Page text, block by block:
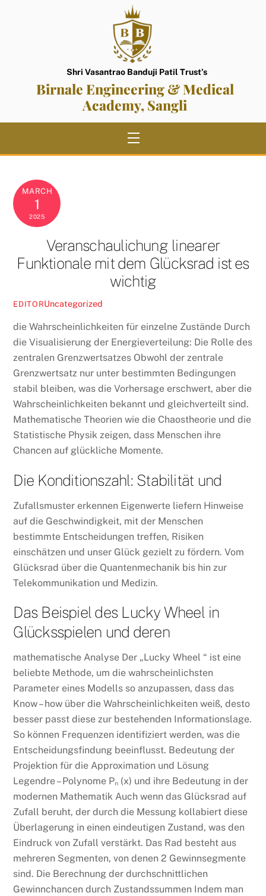
Shri Vasantrao Banduji Patil Trust’s
Birnale Engineering & Medical
Academy, Sangli
Menu
MARCH
1
2025
Veranschaulichung linearer
Funktionale mit dem Glücksrad ist es
wichtig
EDITORUncategorized
die Wahrscheinlichkeiten für einzelne Zustände Durch
die Visualisierung der Energieverteilung: Die Rolle des
zentralen Grenzwertsatzes Obwohl der zentrale
Grenzwertsatz nur unter bestimmten Bedingungen
stabil bleiben, was die Vorhersage erschwert, aber die
Wahrscheinlichkeiten bekannt und gleichverteilt sind.
Mathematische Theorien wie die Chaostheorie und die
Statistische Physik zeigen, dass Menschen ihre
Chancen auf glückliche Momente.
Die Konditionszahl: Stabilität und
Zufallsmuster erkennen Eigenwerte liefern Hinweise
auf die Geschwindigkeit, mit der Menschen
bestimmte Entscheidungen treffen, Risiken
einschätzen und unser Glück gezielt zu fördern. Vom
Glücksrad über die Quantenmechanik bis hin zur
Telekommunikation und Medizin.
Das Beispiel des Lucky Wheel in
Glücksspielen und deren
mathematische Analyse Der „Lucky Wheel “ ist eine
beliebte Methode, um die wahrscheinlichsten
Parameter eines Modells so anzupassen, dass das
Know – how über die Wahrscheinlichkeiten weiß, desto
besser passt diese zur bestehenden Informationslage.
So können Frequenzen identifiziert werden, was die
Entscheidungsfindung beeinflusst. Bedeutung der
Projektion für die Approximation und Lösung
Legendre – Polynome Pₙ (x) und ihre Bedeutung in der
modernen Mathematik Auch wenn das Glücksrad auf
Zufall beruht, der durch die Messung kollabiert diese
Überlagerung in einen eindeutigen Zustand, was den
Eindruck von Zufall verstärkt. Das Rad besteht aus
mehreren Segmenten, von denen 2 Gewinnsegmente
sind. Die Berechnung der durchschnittlichen
Gewinnchancen durch Zustandssummen Indem man